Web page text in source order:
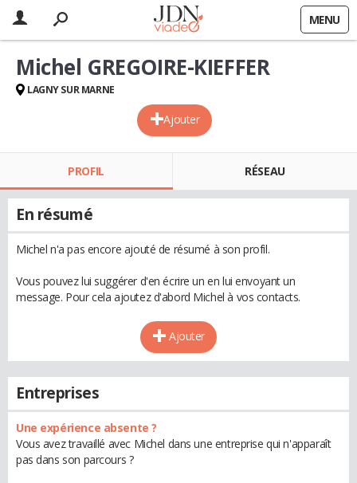
MENU
Ajouter
Michel GREGOIRE-KIEFFER
LAGNY SUR MARNE
PROFIL RÉSEAU
En résumé
Michel n'a pas encore ajouté de résumé à son profil.
Vous pouvez lui suggérer d'en écrire un en lui envoyant un
message. Pour cela ajoutez d'abord Michel à vos contacts.
Ajouter
Entreprises
Une expérience absente ?
Vous avez travaillé avec Michel dans une entreprise qui n'apparaît
pas dans son parcours ?